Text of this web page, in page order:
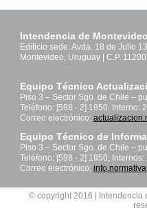
Intendencia de Montevideo
Edificio sede: Avda. 18 de Julio
Montevideo, Uruguay | C.P. 11200
Equipo Técnico
Piso 3 – Sector Sgo. de Chile –
Teléfono: [598 - 2] 1950, Interno:
Correo electrónico:
Equipo Técnico de
Piso 3 – Sector Sgo. de Chile –
Teléfono: [598 - 2] 1950,
Correo electrónico:
© copyright 2016 | Intendencia